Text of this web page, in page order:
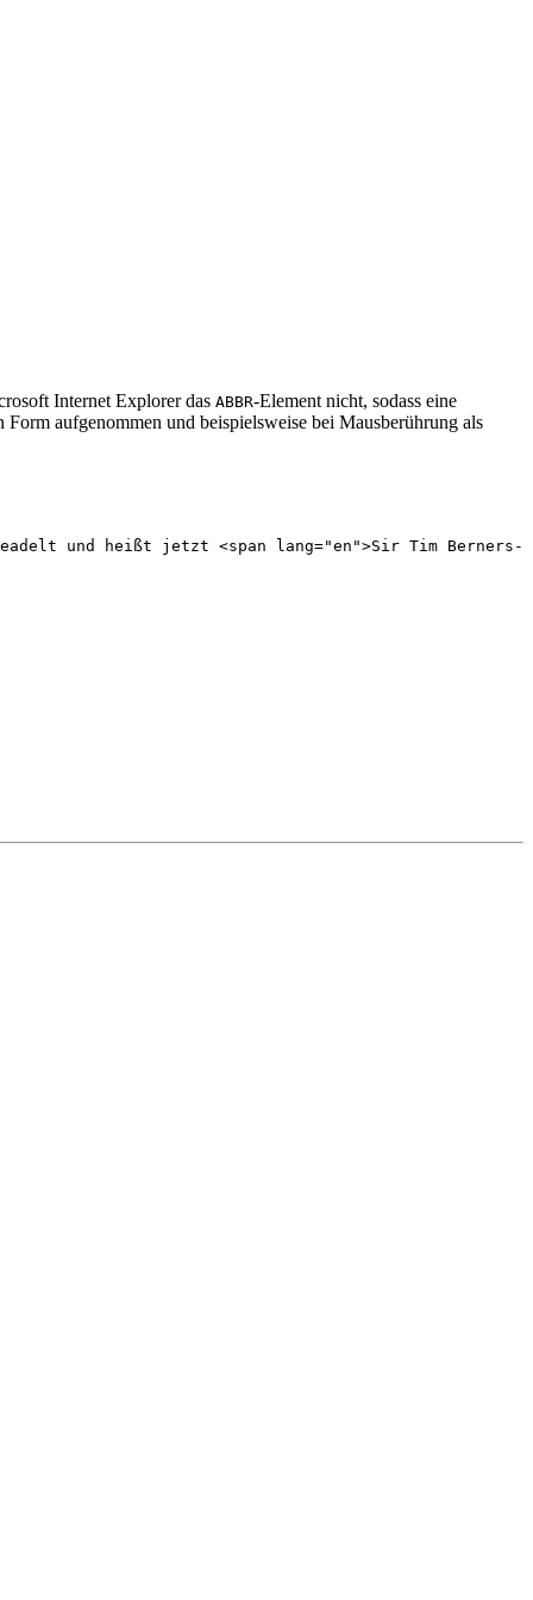
Internet Explorer das ABBR-Element nicht, sodass eine
aufgenommen und beispielsweise bei Mausberührung als
geadelt und heißt jetzt <span lang="en">Sir Tim Berners-